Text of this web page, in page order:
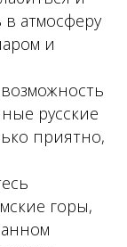
в атмосферу
и
русские
приятно,
горы,